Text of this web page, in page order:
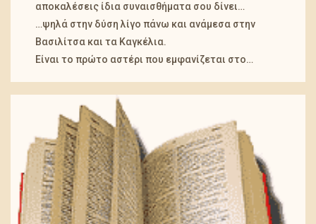
αποκαλέσεις ίδια συναισθήματα σου δίνει…
…ψηλά στην δύση λίγο πάνω και ανάμεσα στην
Βασιλίτσα και τα Καγκέλια.
Είναι το πρώτο αστέρι που εμφανίζεται στο…